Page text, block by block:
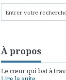
À propos
Le cœur qui bat à